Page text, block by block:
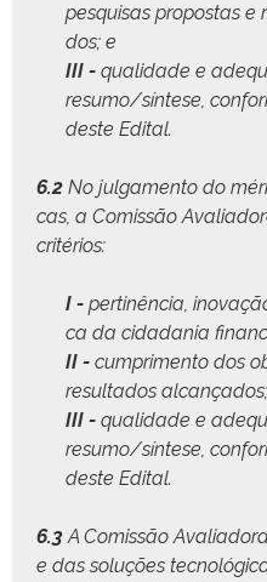
pesquisas pro­postas
dos; e
III - qual­i­dade e
resumo/síntese,
deste Edital.
6.2 No jul­ga­men­to do
cas, a Comis­são
critérios:
I - per­t­inên­cia,
ca da cidada­nia
II - cumpri­men­to dos
resul­ta­dos
III - qual­i­dade e
resumo/síntese,
deste Edital.
6.3A Comis­são
e das soluções